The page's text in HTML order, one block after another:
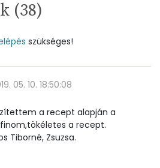
590 micro
(38)
szükséges!
05. 10. 18:50:08
a recept alapján a
a recept.
Tiborné, Zsuzsa.